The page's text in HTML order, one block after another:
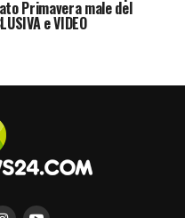
TOP NEWS
Primavera male del
e VIDEO